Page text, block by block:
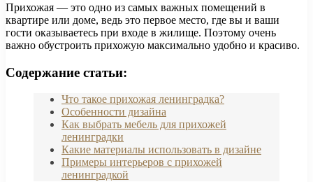
Прихожая — это одно из самых важных помещений в
квартире или доме, ведь это первое место, где вы и ваши
гости оказываетесь при входе в жилище. Поэтому очень
важно обустроить прихожую максимально удобно и красиво.
Содержание статьи:
Что такое прихожая ленинградка?
Особенности дизайна
Как выбрать мебель для прихожей
ленинградки
Какие материалы использовать в дизайне
Примеры интерьеров с прихожей
ленинградкой